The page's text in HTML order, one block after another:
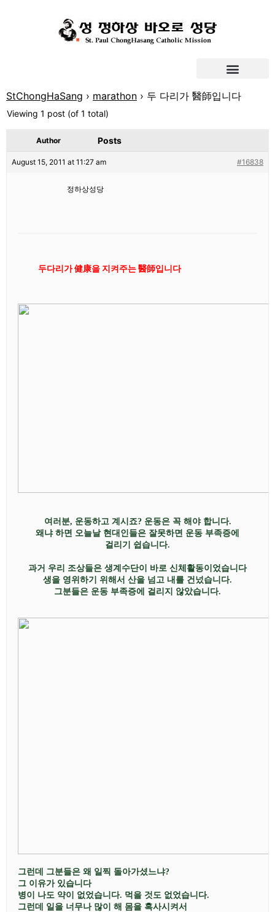
StChongHaSang › marathon › 두 다리가 醫師입니다
Viewing 1 post (of 1 total)
Author Posts
August 15, 2011 at 11:27 am #16838
정하상성당
두다리가 健康을 지켜주는 醫師입니다
여러분, 운동하고 계시죠? 운동은 꼭 해야 합니다.
왜냐 하면 오늘날 현대인들은 잘못하면 운동 부족증에
걸리기 쉽습니다.
과거 우리 조상들은 생계수단이 바로 신체활동이었습니다
생을 영위하기 위해서 산을 넘고 내를 건넜습니다.
그분들은 운동 부족증에 걸리지 않았습니다.
그런데 그분들은 왜 일찍 돌아가셨느냐?
그 이유가 있습니다
병이 나도 약이 없었습니다. 먹을 것도 없었습니다.
그런데 일을 너무나 많이 해 몸을 혹사시켜서